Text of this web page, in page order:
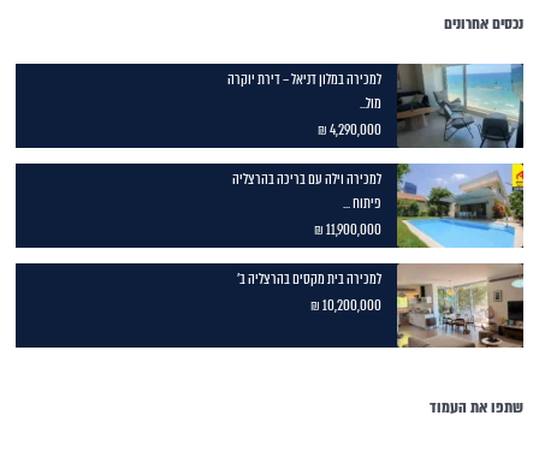
נכסים אחרונים
למכירה במלון דניאל – דירת יוקרה
מול...
4,290,000 ₪
למכירה וילה עם בריכה בהרצליה
פיתוח ...
11,900,000 ₪
למכירה בית מקסים בהרצליה ב'
10,200,000 ₪
שתפו את העמוד